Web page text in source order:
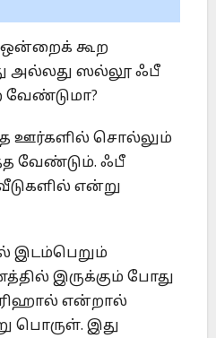
ஒன்றைக் கூற
அல்லது ஸல்லூ ஃபீ
வேண்டுமா?
ஊர்களில் சொல்லும்
வேண்டும். ஃபீ
என்று
இடம்பெறும்
இருக்கும் போது
என்றால்
பொருள். இது